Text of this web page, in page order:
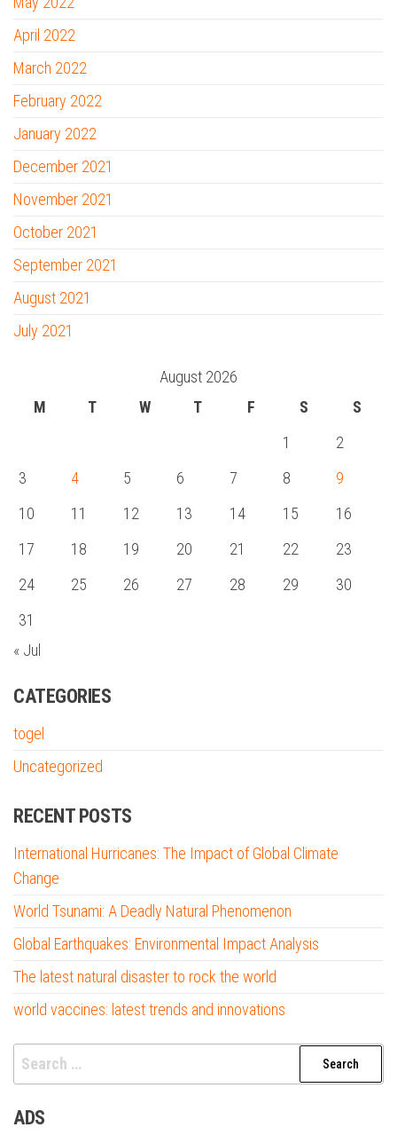
April 2022
March 2022
February 2022
January 2022
December 2021
November 2021
October 2021
September 2021
August 2021
July 2021
August 2026
M
T W T F S
S
1
2
3
4 5 6 7 8
9
10
11 12 13 14 15
16
17
18 19 20 21 22
23
24
25 26 27 28 29
30
31
« Jul
CATEGORIES
togel
Uncategorized
RECENT POSTS
International Hurricanes: The Impact of Global Climate
Change
World Tsunami: A Deadly Natural Phenomenon
Global Earthquakes: Environmental Impact Analysis
The latest natural disaster to rock the world
world vaccines: latest trends and innovations
Search
for:
ADS